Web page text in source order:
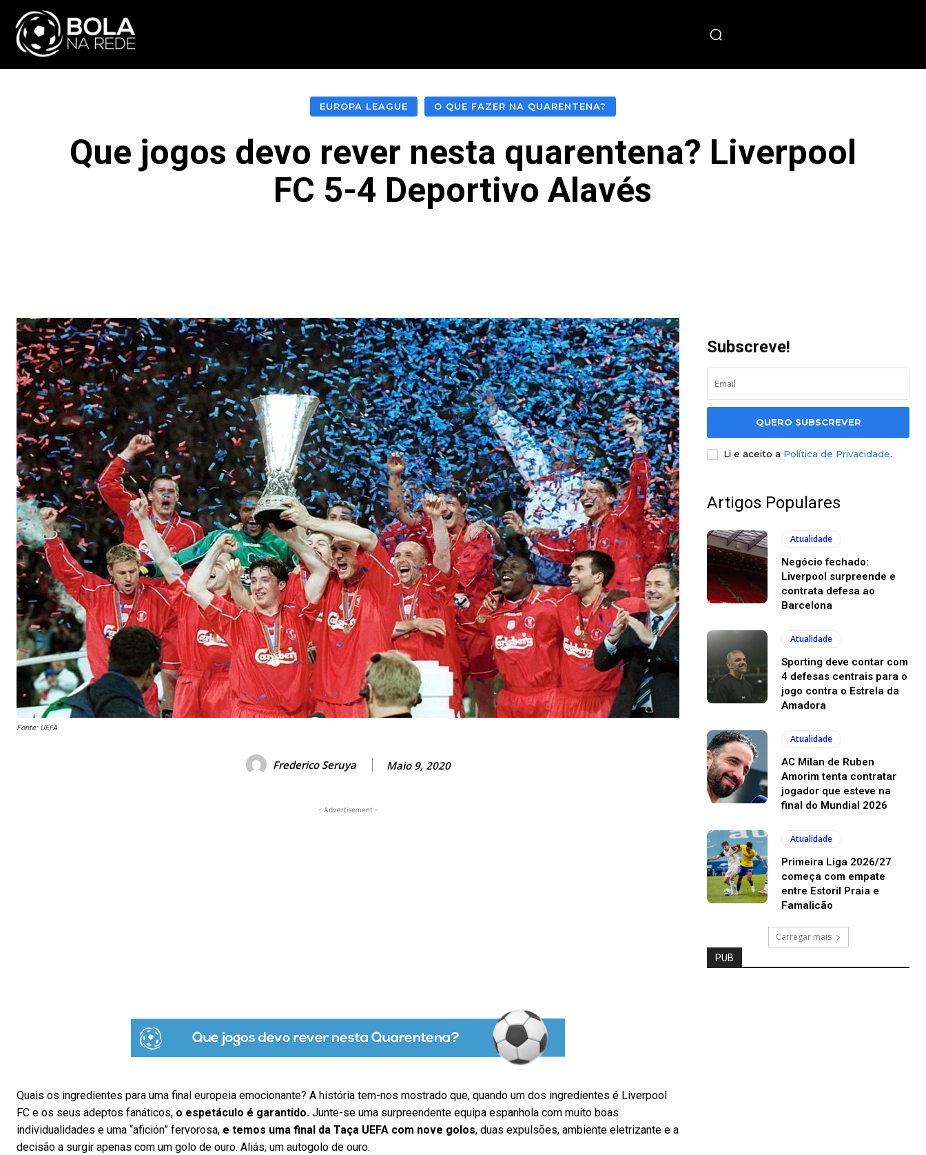
EUROPA LEAGUE O QUE FAZER NA QUARENTENA?
Que jogos devo rever nesta quarentena? Liverpool
FC 5-4 Deportivo Alavés
Fonte: UEFA
Frederico Seruya Maio 9, 2020
- Advertisement -
Quais os ingredientes para uma final europeia emocionante? A história tem-nos mostrado que, quando um dos ingredientes é Liverpool
FC e os seus adeptos fanáticos, o espetáculo é garantido. Junte-se uma surpreendente equipa espanhola com muito boas
individualidades e uma “afición” fervorosa, e temos uma final da Taça UEFA com nove golos, duas expulsões, ambiente eletrizante e a
decisão a surgir apenas com um golo de ouro. Aliás, um autogolo de ouro.
Subscreve!
QUERO SUBSCREVER
Li e aceito a Política de Privacidade.
Artigos Populares
Atualidade
Negócio fechado:
Liverpool surpreende e
contrata defesa ao
Barcelona
Atualidade
Sporting deve contar com
4 defesas centrais para o
jogo contra o Estrela da
Amadora
Atualidade
AC Milan de Ruben
Amorim tenta contratar
jogador que esteve na
final do Mundial 2026
Atualidade
Primeira Liga 2026/27
começa com empate
entre Estoril Praia e
Famalicão
Carregar mais
PUB